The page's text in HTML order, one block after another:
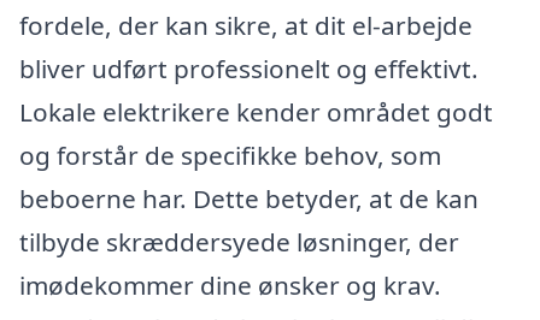
fordele, der kan sikre, at dit el-arbejde
bliver udført professionelt og effektivt.
Lokale elektrikere kender området godt
og forstår de specifikke behov, som
beboerne har. Dette betyder, at de kan
tilbyde skræddersyede løsninger, der
imødekommer dine ønsker og krav.